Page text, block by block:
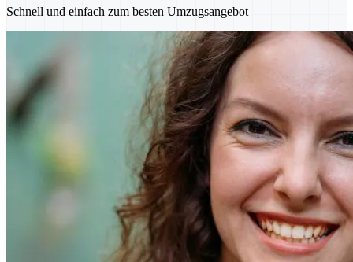
Schnell und einfach zum besten Umzugsangebot